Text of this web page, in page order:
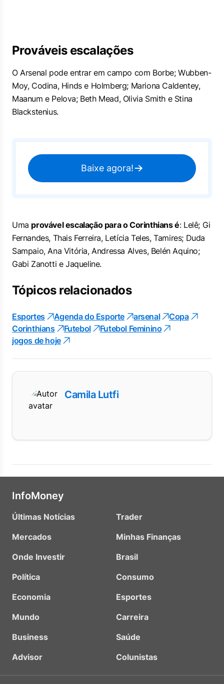
Prováveis escalações
O Arsenal pode entrar em campo com Borbe; Wubben-
Moy, Codina, Hinds e Holmberg; Mariona Caldentey,
Maanum e Pelova; Beth Mead, Olivia Smith e Stina
Blackstenius.
Baixe agora!
Uma provável escalação para o Corinthians é: Lelê; Gi
Fernandes, Thais Ferreira, Letícia Teles, Tamires; Duda
Sampaio, Ana Vitória, Andressa Alves, Belén Aquino;
Gabi Zanotti e Jaqueline.
Tópicos relacionados
Esportes Agenda do Esporte arsenal
Copa
Corinthians
Futebol
Futebol Feminino
jogos de hoje
Camila Lutfi
InfoMoney
Últimas Notícias
Mercados
Onde Investir
Política
Economia
Mundo
Business
Advisor
Trader
Minhas Finanças
Brasil
Consumo
Esportes
Carreira
Saúde
Colunistas